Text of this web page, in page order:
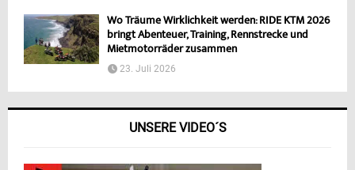
Wo Träume Wirklichkeit werden: RIDE KTM 2026
bringt Abenteuer, Training, Rennstrecke und
Mietmotorräder zusammen
23. Juli 2026
UNSERE VIDEO´S